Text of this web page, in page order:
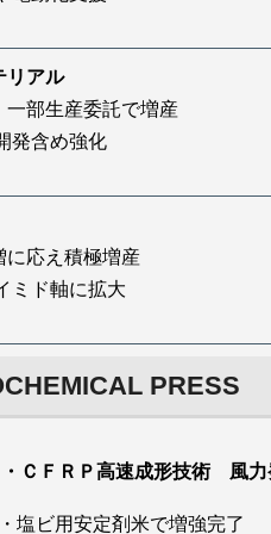
リアル
部生産委託で増産
発含め強化
応え積極増産
ミド軸に拡大
PRESS
・ＣＦＲＰ高速成形技術 風
塩ビ用安定剤米で増強完了